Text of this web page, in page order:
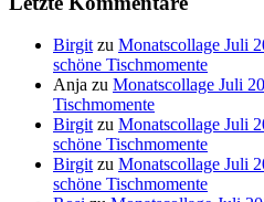
Birgit zu Monatscollage Juli
schöne Tischmomente
Anja zu Monatscollage Juli
Tischmomente
Birgit zu Monatscollage Juli
schöne Tischmomente
Birgit zu Monatscollage Juli
schöne Tischmomente